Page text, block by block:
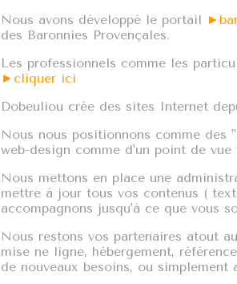
Nous avons développé le portail
des Baronnies Provençales.
Les professionnels comme les
►cliquer ici
Dobeuliou crée des sites Internet
Nous nous positionnons comme des
web-design comme d'un point de
Nous mettons en place une
mettre à jour tous vos contenus (
accompagnons jusqu'à ce que vous
Nous restons vos partenaires atout
mise ne ligne, hébergement,
de nouveaux besoins, ou